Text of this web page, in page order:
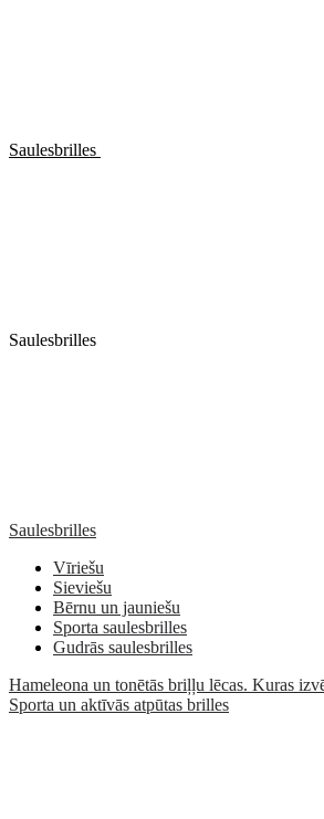
Saulesbrilles
Saulesbrilles
Saulesbrilles
Vīriešu
Sieviešu
Bērnu un jauniešu
Sporta saulesbrilles
Gudrās saulesbrilles
Hameleona un tonētās briļļu lēcas. Kuras
Sporta un aktīvās atpūtas brilles